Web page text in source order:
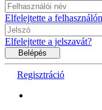
Elfelejtette a
Elfelejtette a jelszavát?
Belépés
Regisztráció